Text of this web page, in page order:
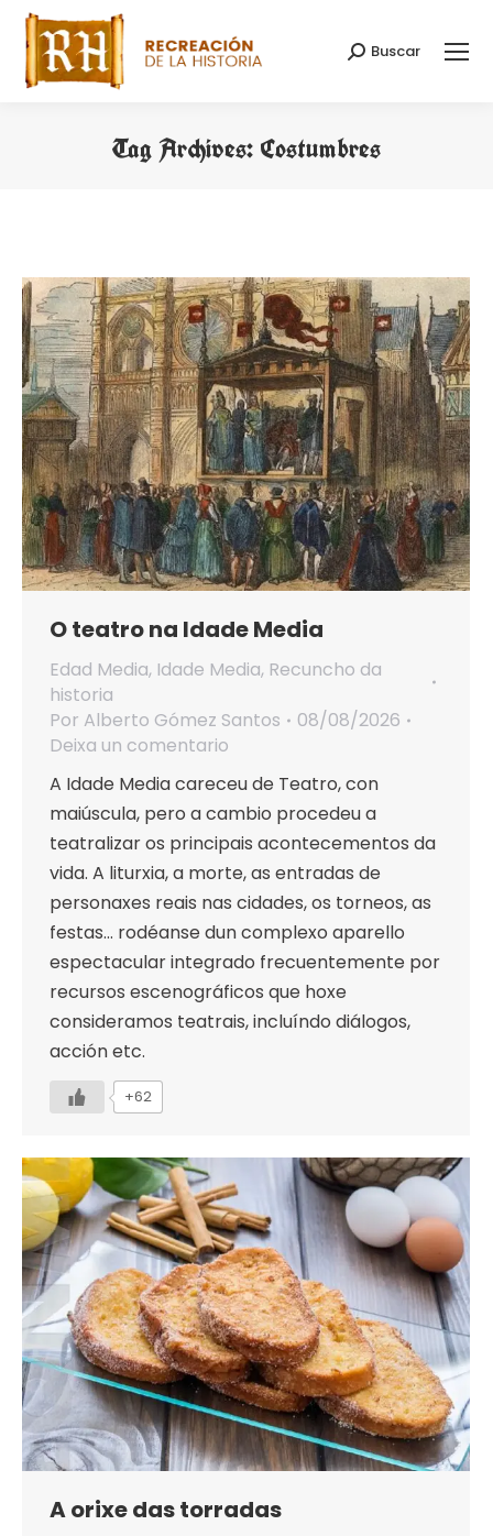
Search:
Buscar
Tag Archives: Costumbres
O teatro na Idade Media
Edad Media, Idade Media, Recuncho da
historia
Por Alberto Gómez Santos
08/08/2026
Deixa un comentario
A Idade Media careceu de Teatro, con
maiúscula, pero a cambio procedeu a
teatralizar os principais acontecementos da
vida. A liturxia, a morte, as entradas de
personaxes reais nas cidades, os torneos, as
festas… rodéanse dun complexo aparello
espectacular integrado frecuentemente por
recursos escenográficos que hoxe
consideramos teatrais, incluíndo diálogos,
acción etc.
+62
A orixe das torradas